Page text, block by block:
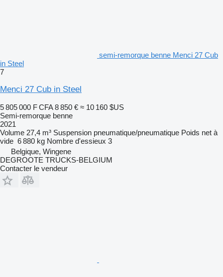
semi-remorque benne Menci 27 Cub
in Steel
7
Menci 27 Cub in Steel
5 805 000 F CFA 8 850 € ≈ 10 160 $US
Semi-remorque benne
2021
Volume 27,4 m³ Suspension pneumatique/pneumatique Poids net à
vide 6 880 kg Nombre d'essieux 3
Belgique, Wingene
DEGROOTE TRUCKS-BELGIUM
Contacter le vendeur